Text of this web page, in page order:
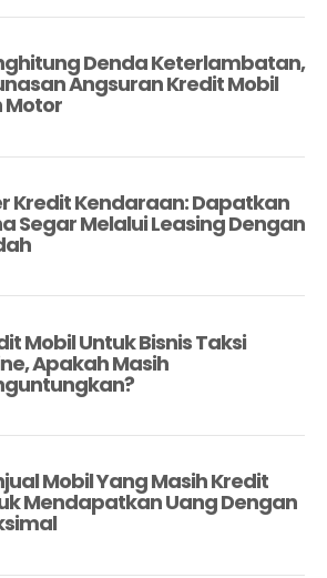
Denda Keterlambatan,
Angsuran Kredit Mobil
Motor
Kredit Kendaraan: Dapatkan
Segar Melalui Leasing Dengan
Mobil Untuk Bisnis Taksi
Apakah Masih
Mobil Yang Masih Kredit
Mendapatkan Uang Dengan